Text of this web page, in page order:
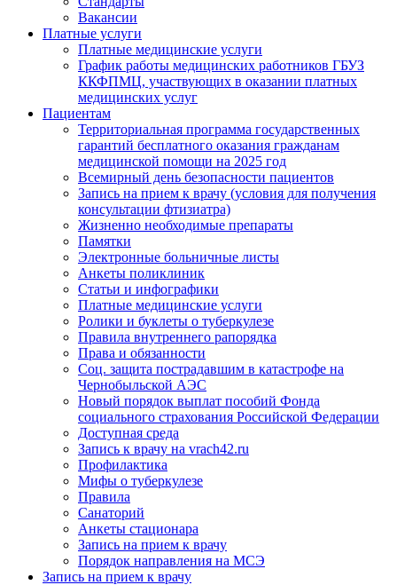
Вакансии
Платные услуги
Платные медицинские услуги
График работы медицинских работников ГБУЗ
ККФПМЦ, участвующих в оказании платных
медицинских услуг
Пациентам
Территориальная программа государственных
гарантий бесплатного оказания гражданам
медицинской помощи на 2025 год
Всемирный день безопасности пациентов
Запись на прием к врачу (условия для получения
консультации фтизиатра)
Жизненно необходимые препараты
Памятки
Электронные больничные листы
Анкеты поликлиник
Статьи и инфографики
Платные медицинские услуги
Ролики и буклеты о туберкулезе
Правила внутреннего рапорядка
Права и обязанности
Соц. защита пострадавшим в катастрофе на
Чернобыльской АЭС
Новый порядок выплат пособий Фонда
социального страхования Российской Федерации
Доступная среда
Запись к врачу на vrach42.ru
Профилактика
Мифы о туберкулезе
Правила
Санаторий
Анкеты стационара
Запись на прием к врачу
Порядок направления на МСЭ
Запись на прием к врачу